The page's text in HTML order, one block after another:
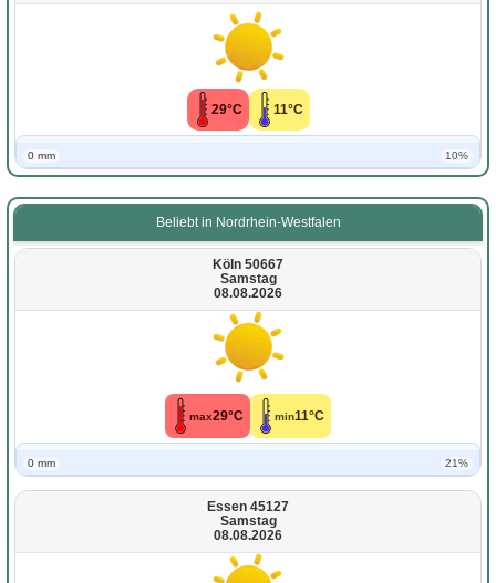
29°C 11°C
0 mm 10%
Beliebt in Nordrhein-Westfalen
Köln 50667
Samstag
08.08.2026
max29°C min11°C
0 mm 21%
Essen 45127
Samstag
08.08.2026